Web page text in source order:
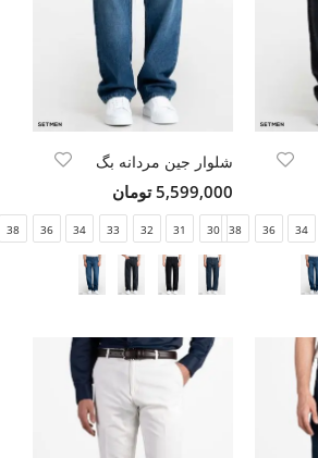
34
36
38
شلوار جین مردانه بگ
5,599,000 تومان
30
31
32
33
34
36
38